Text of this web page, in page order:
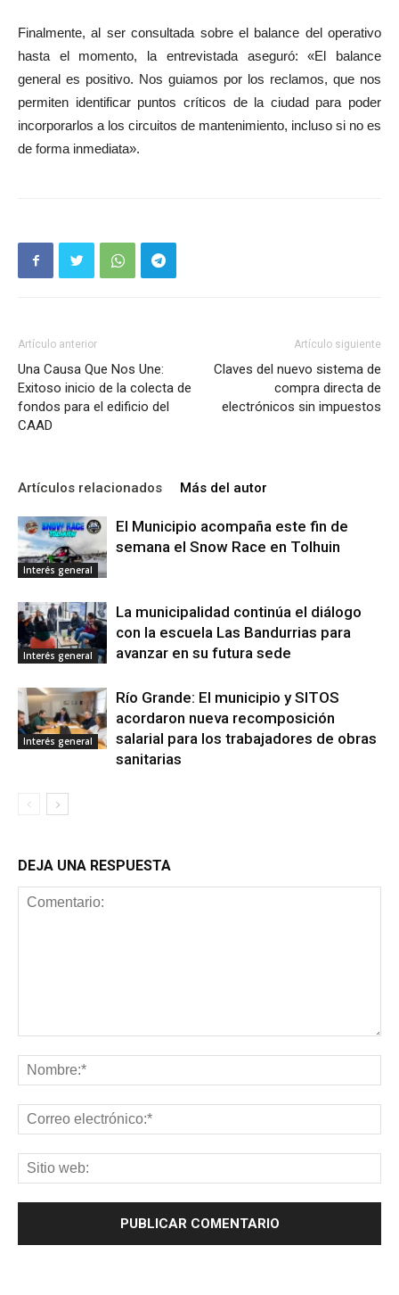
Finalmente, al ser consultada sobre el balance del operativo
hasta el momento, la entrevistada aseguró: «El balance
general es positivo. Nos guiamos por los reclamos, que nos
permiten identificar puntos críticos de la ciudad para poder
incorporarlos a los circuitos de mantenimiento, incluso si no es
de forma inmediata».
Artículo anterior
Una Causa Que Nos Une:
Exitoso inicio de la colecta de
fondos para el edificio del
CAAD
Artículo siguiente
Claves del nuevo sistema de
compra directa de
electrónicos sin impuestos
Artículos relacionados Más del autor
Interés general
El Municipio acompaña este fin de
semana el Snow Race en Tolhuin
Interés general
La municipalidad continúa el diálogo
con la escuela Las Bandurrias para
avanzar en su futura sede
Interés general
Río Grande: El municipio y SITOS
acordaron nueva recomposición
salarial para los trabajadores de obras
sanitarias
DEJA UNA RESPUESTA